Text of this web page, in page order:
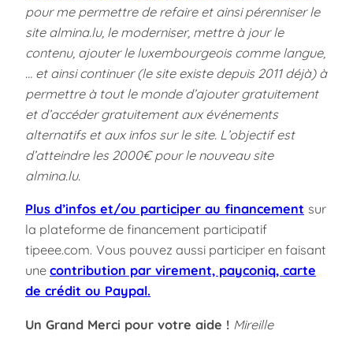
pour me permettre de refaire et ainsi pérenniser le
site almina.lu, le moderniser, mettre à jour le
contenu, ajouter le luxembourgeois comme langue,
… et ainsi continuer (le site existe depuis 2011 déjà) à
permettre à tout le monde d’ajouter gratuitement
et d’accéder gratuitement aux événements
alternatifs et aux infos sur le site. L’objectif est
d’atteindre les 2000€ pour le nouveau site
almina.lu.
Plus d’infos et/ou participer au financement sur
la plateforme de financement participatif
tipeee.com. Vous pouvez aussi participer en faisant
une contribution par virement, payconiq, carte
de crédit ou Paypal.
Un Grand Merci pour votre aide ! Mireille